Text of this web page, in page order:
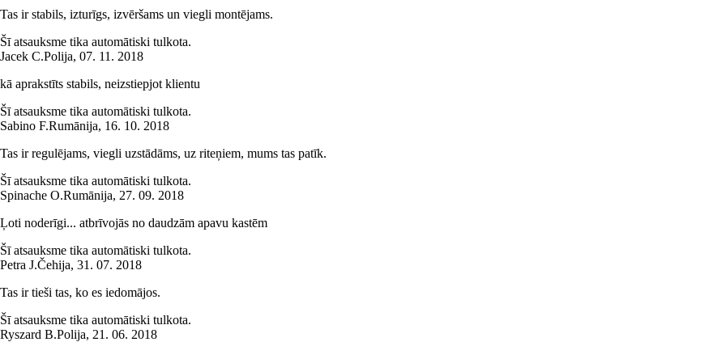
Tas ir stabils, izturīgs, izvēršams un viegli montējams.
Šī atsauksme tika automātiski tulkota.
Jacek C.Polija, 07. 11. 2018
kā aprakstīts stabils, neizstiepjot klientu
Šī atsauksme tika automātiski tulkota.
Sabino F.Rumānija, 16. 10. 2018
Tas ir regulējams, viegli uzstādāms, uz riteņiem, mums tas patīk.
Šī atsauksme tika automātiski tulkota.
Spinache O.Rumānija, 27. 09. 2018
Ļoti noderīgi... atbrīvojās no daudzām apavu kastēm
Šī atsauksme tika automātiski tulkota.
Petra J.Čehija, 31. 07. 2018
Tas ir tieši tas, ko es iedomājos.
Šī atsauksme tika automātiski tulkota.
Ryszard B.Polija, 21. 06. 2018